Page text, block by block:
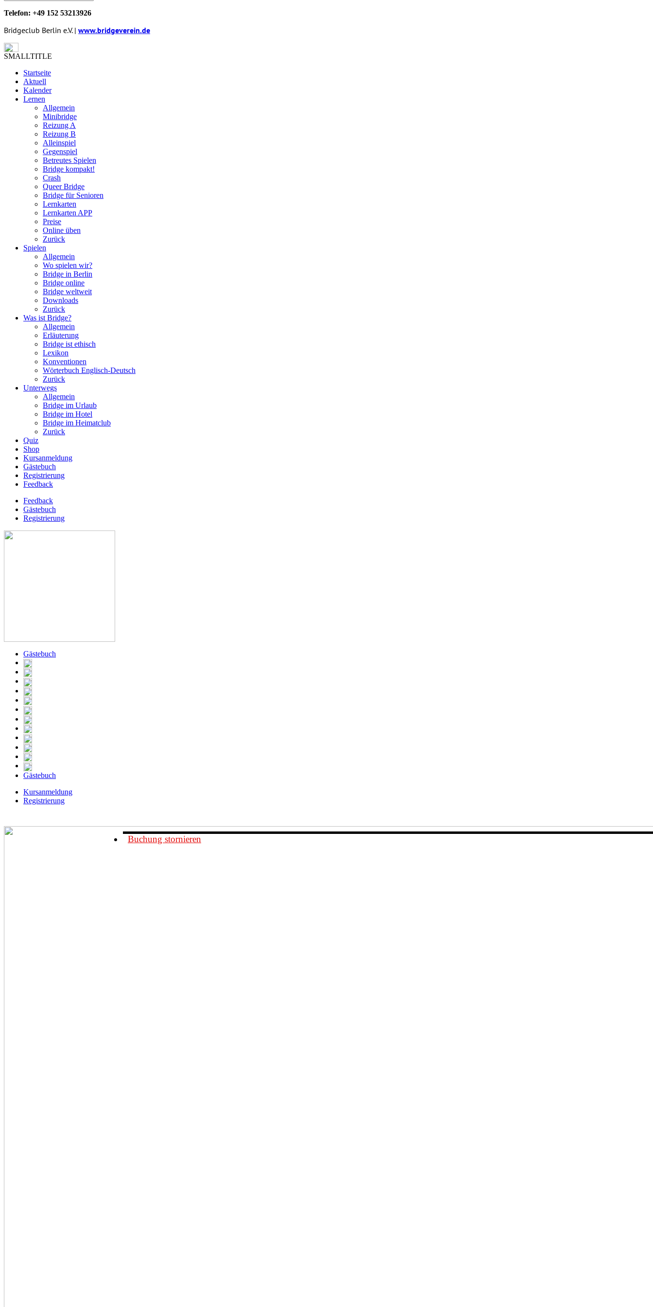
Telefon: +49 152 53213926
Bridgeclub Berlin e.V. | www.bridgeverein.de
SMALLTITLE
Startseite
Aktuell
Kalender
Lernen
Allgemein
Minibridge
Reizung A
Reizung B
Alleinspiel
Gegenspiel
Betreutes Spielen
Bridge kompakt!
Crash
Queer Bridge
Bridge für Senioren
Lernkarten
Lernkarten APP
Preise
Online üben
Zurück
Spielen
Allgemein
Wo spielen wir?
Bridge in Berlin
Bridge online
Bridge weltweit
Downloads
Zurück
Was ist Bridge?
Allgemein
Erläuterung
Bridge ist ethisch
Lexikon
Konventionen
Wörterbuch Englisch-Deutsch
Zurück
Unterwegs
Allgemein
Bridge im Urlaub
Bridge im Hotel
Bridge im Heimatclub
Zurück
Quiz
Shop
Kursanmeldung
Gästebuch
Registrierung
Feedback
Feedback
Gästebuch
Registrierung
Skip
Gästebuch
Gästebuch
Kursanmeldung
Registrierung
Buchung stornieren